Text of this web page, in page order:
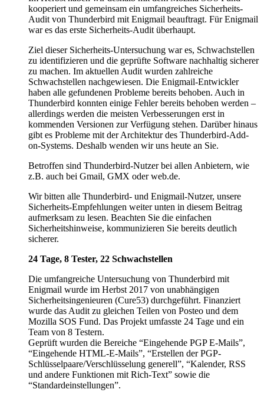
kooperiert und gemeinsam ein umfangreiches Sicherheits-
Audit von Thunderbird mit Enigmail beauftragt. Für Enigmail
war es das erste Sicherheits-Audit überhaupt.
Ziel dieser Sicherheits-Untersuchung war es, Schwachstellen
zu identifizieren und die geprüfte Software nachhaltig sicherer
zu machen. Im aktuellen Audit wurden zahlreiche
Schwachstellen nachgewiesen. Die Enigmail-Entwickler
haben alle gefundenen Probleme bereits behoben. Auch in
Thunderbird konnten einige Fehler bereits behoben werden –
allerdings werden die meisten Verbesserungen erst in
kommenden Versionen zur Verfügung stehen. Darüber hinaus
gibt es Probleme mit der Architektur des Thunderbird-Add-
on-Systems. Deshalb wenden wir uns heute an Sie.
Betroffen sind Thunderbird-Nutzer bei allen Anbietern, wie
z.B. auch bei Gmail, GMX oder web.de.
Wir bitten alle Thunderbird- und Enigmail-Nutzer, unsere
Sicherheits-Empfehlungen weiter unten in diesem Beitrag
aufmerksam zu lesen. Beachten Sie die einfachen
Sicherheitshinweise, kommunizieren Sie bereits deutlich
sicherer.
24 Tage, 8 Tester, 22 Schwachstellen
Die umfangreiche Untersuchung von Thunderbird mit
Enigmail wurde im Herbst 2017 von unabhängigen
Sicherheitsingenieuren (Cure53) durchgeführt. Finanziert
wurde das Audit zu gleichen Teilen von Posteo und dem
Mozilla SOS Fund. Das Projekt umfasste 24 Tage und ein
Team von 8 Testern.
Geprüft wurden die Bereiche “Eingehende PGP E-Mails”,
“Eingehende HTML-E-Mails”, “Erstellen der PGP-
Schlüsselpaare/Verschlüsselung generell”, “Kalender, RSS
und andere Funktionen mit Rich-Text” sowie die
“Standardeinstellungen”.